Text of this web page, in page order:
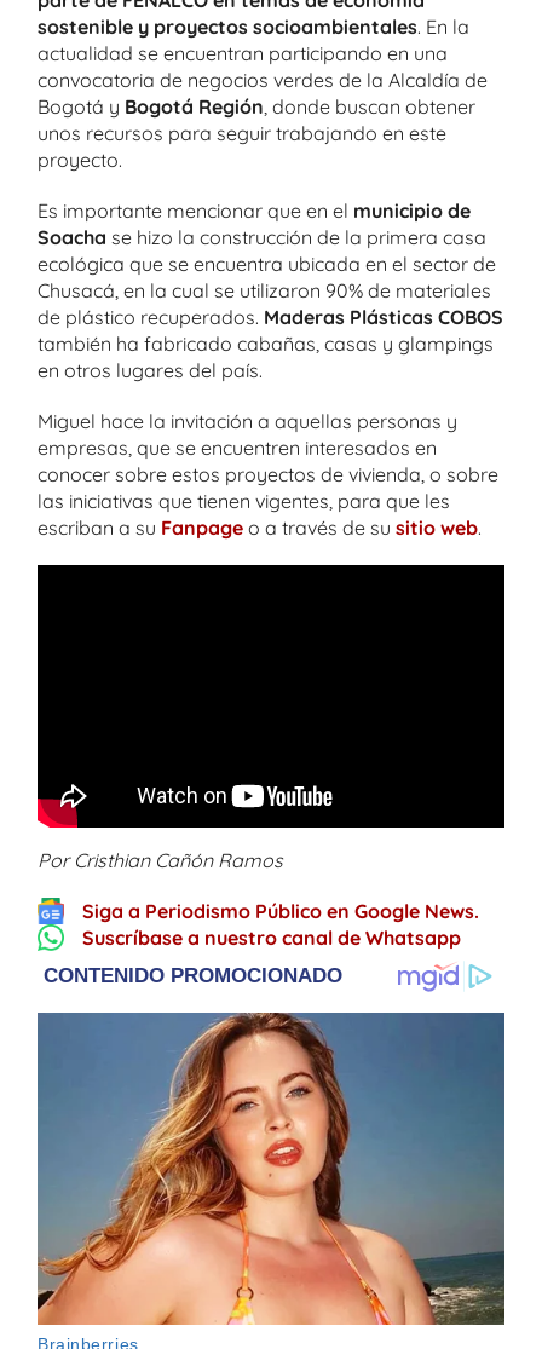
sostenible y proyectos socioambientales. En la
actualidad se encuentran participando en una
convocatoria de negocios verdes de la Alcaldía de
Bogotá y Bogotá Región , donde buscan obtener
unos recursos para seguir trabajando en este
proyecto.
Es importante mencionar que en el municipio de
Soacha se hizo la construcción de la primera casa
ecológica que se encuentra ubicada en el sector de
Chusacá, en la cual se utilizaron 90% de materiales
de plástico recuperados. Maderas Plásticas COBOS
también ha fabricado cabañas, casas y glampings
en otros lugares del país.
Miguel hace la invitación a aquellas personas y
empresas, que se encuentren interesados en
conocer sobre estos proyectos de vivienda, o sobre
las iniciativas que tienen vigentes, para que les
escriban a su Fanpage o a través de su sitio web.
Por Cristhian Cañón Ramos
Siga a Periodismo Público en Google News.
Suscríbase a nuestro canal de Whatsapp